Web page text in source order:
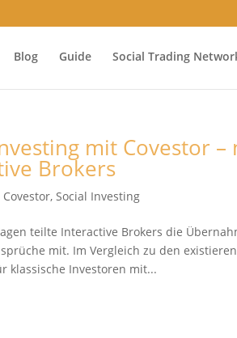
Blog Guide Social Trading
mit Covestor
Brokers
Covestor,Social Investing
teilte Interactive Brokers die
mit. Im Vergleich zu den
klassische Investoren mit...